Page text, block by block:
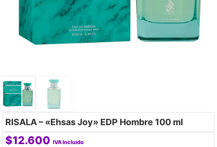
RISALA – «Ehsas Joy» EDP Hombre 100 ml
$12.600 IVA Incluido